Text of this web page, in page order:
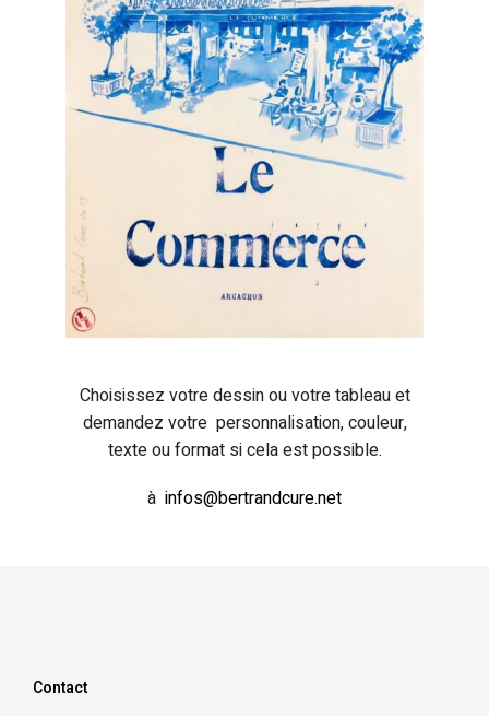
Choisissez votre dessin ou votre tableau et
demandez votre personnalisation, couleur,
texte ou format si cela est possible.
à infos@bertrandcure.net
Contact